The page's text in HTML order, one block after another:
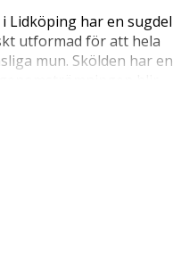
Lidköping har en sugdel
utformad för att hela
mun. Skölden har en
blir
De mjuka
och hela skölden ger
huden. Sugdelen är
Vår högkvalitativa
nappen för varje